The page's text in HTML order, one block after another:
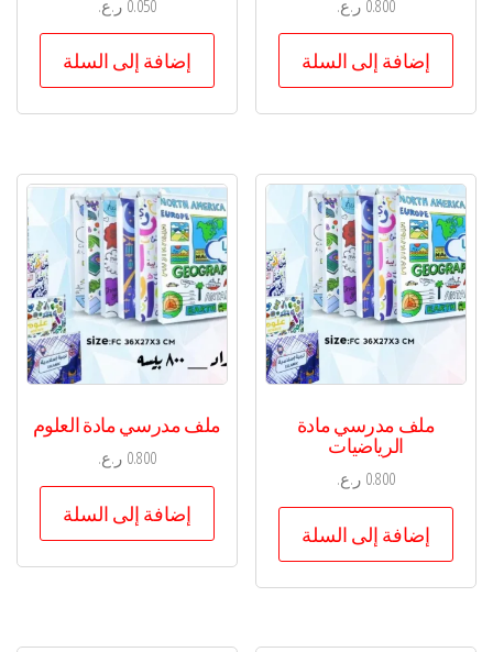
0.800 ر.ع.
إضافة إلى السلة
0.050 ر.ع.
إضافة إلى السلة
ملف مدرسي مادة
الرياضيات
0.800 ر.ع.
إضافة إلى السلة
ملف مدرسي مادة العلوم
0.800 ر.ع.
إضافة إلى السلة